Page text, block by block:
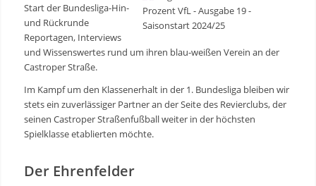
Start der Bundesliga-Hin-
und Rückrunde
Reportagen, Interviews
und Wissenswertes rund um ihren blau-weißen Verein an der
Castroper Straße.
Im Kampf um den Klassenerhalt in der 1. Bundesliga bleiben wir
stets ein zuverlässiger Partner an der Seite des Revierclubs, der
seinen Castroper Straßenfußball weiter in der höchsten
Spielklasse etablierten möchte.
Der Ehrenfelder